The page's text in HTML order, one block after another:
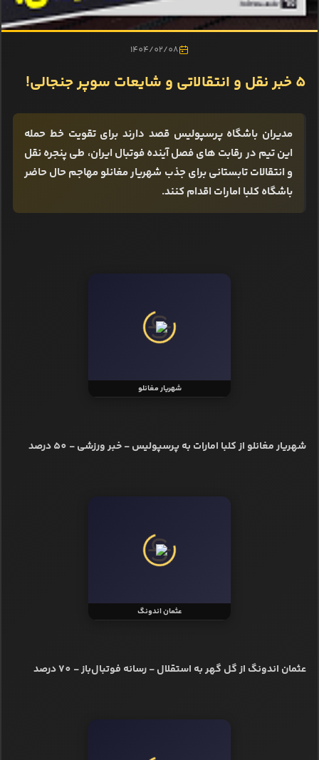
1404/02/08
5 خبر نقل و انتقالاتی و شایعات سوپر جنجالی!
مدیران باشگاه پرسپولیس قصد دارند برای تقویت خط حمله
این تیم در رقابت های فصل آینده فوتبال ایران، طی پنجره نقل
و انتقالات تابستانی برای جذب شهریار مغانلو مهاجم حال حاضر
باشگاه کلبا امارات اقدام کنند.
شهریار مغانلو
شهریار مغانلو از کلبا امارات به پرسپولیس - خبر ورزشی - 50 درصد
عثمان اندونگ
عثمان اندونگ از گل گهر به استقلال - رسانه فوتبال‌باز - 70 درصد